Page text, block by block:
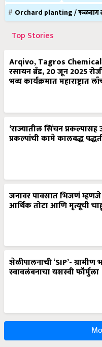
Orchard planting / फळबाग
Top Stories
Arqivo, Tagros
रसायन ब्रँड, 20 जून 2025
भव्य कार्यक्रमात
‘राज्यातील सिंचन
प्रकल्पांची कामे कालबद्ध
जनावर पावसात भिजणं
आर्थिक तोटा आणि मृत्यूची
शेळीपालनाची ‘SIP’-
स्वावलंबनाचा यशस्वी फॉर्मुला